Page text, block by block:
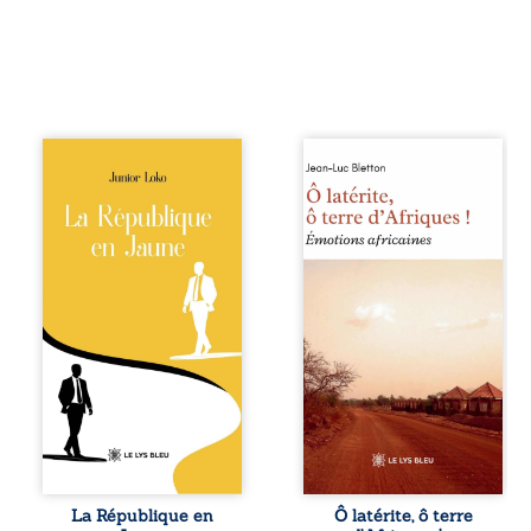
Fédérale du
Congo, la
naissance de
jumeaux de races
différentes
bouleverse l’ordre
établi : Senior est
Noir et Junior est
Blanc, bien que
nés d’un couple de
Noirs. Très vite,
l’événement attire
les médias
internationaux et
transforme le
bébé blanc en une
emblématique
La République en
Ô latérite, ô terre
d’Afriques ! est un
poétique et
authentique aux
paysages, aux
émotions brutes
d’un continent en
entre traditions et
modernité. Des
souvenirs intimes
– la pluie à
Namoungou, le
baobab de
Zagtouli – aux
portraits
marquants –
Ô latérite, ô terre